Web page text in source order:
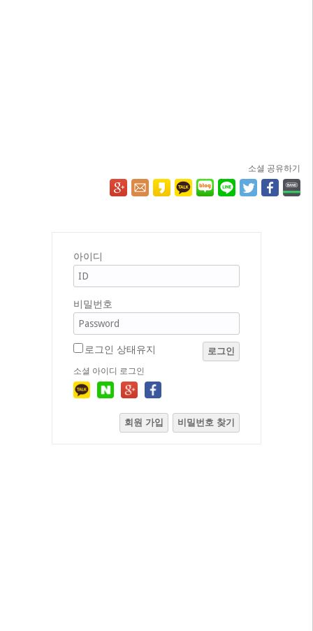
소셜 공유하기
아이디
비밀번호
로그인 상태유지 로그인
소셜 아이디 로그인
회원 가입 비밀번호 찾기